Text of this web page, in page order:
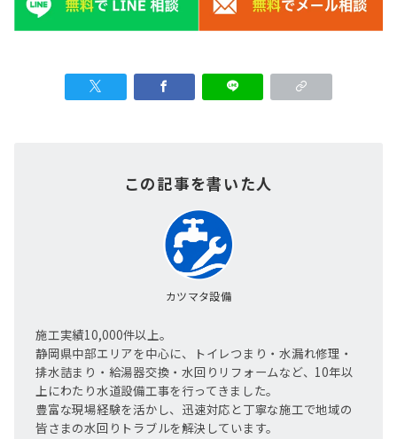
この記事を書いた人
カツマタ設備
施工実績10,000件以上。
静岡県中部エリアを中心に、トイレつまり・水漏れ修理・
排水詰まり・給湯器交換・水回りリフォームなど、10年以
上にわたり水道設備工事を行ってきました。
豊富な現場経験を活かし、迅速対応と丁寧な施工で地域の
皆さまの水回りトラブルを解決しています。